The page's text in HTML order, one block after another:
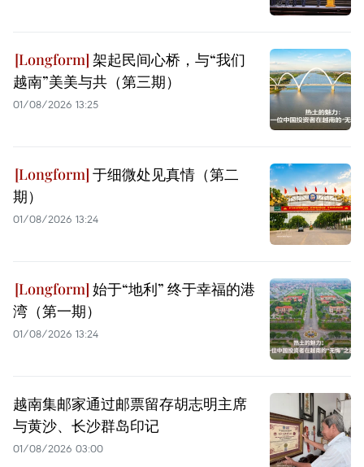
架起民间心桥，与“我们
越南”美美与共（第三期）
01/08/2026 13:25
于细微处见真情（第二
期）
01/08/2026 13:24
始于“地利” 终于幸福的港
湾（第一期）
01/08/2026 13:24
越南集邮家通过邮票留存胡志明主席
与黄沙、长沙群岛印记
01/08/2026 03:00